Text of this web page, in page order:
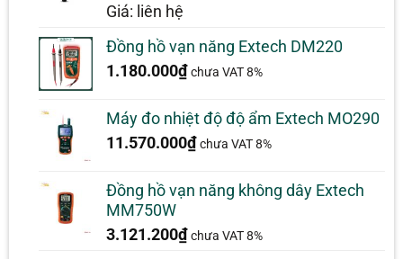
5.00trên 5
1
đánh giá
Giá: liên hệ
Đồng hồ vạn năng Extech DM220
1.180.000₫ chưa VAT 8%
Máy đo nhiệt độ độ ẩm Extech MO290
11.570.000₫ chưa VAT 8%
Đồng hồ vạn năng không dây Extech
MM750W
3.121.200₫ chưa VAT 8%